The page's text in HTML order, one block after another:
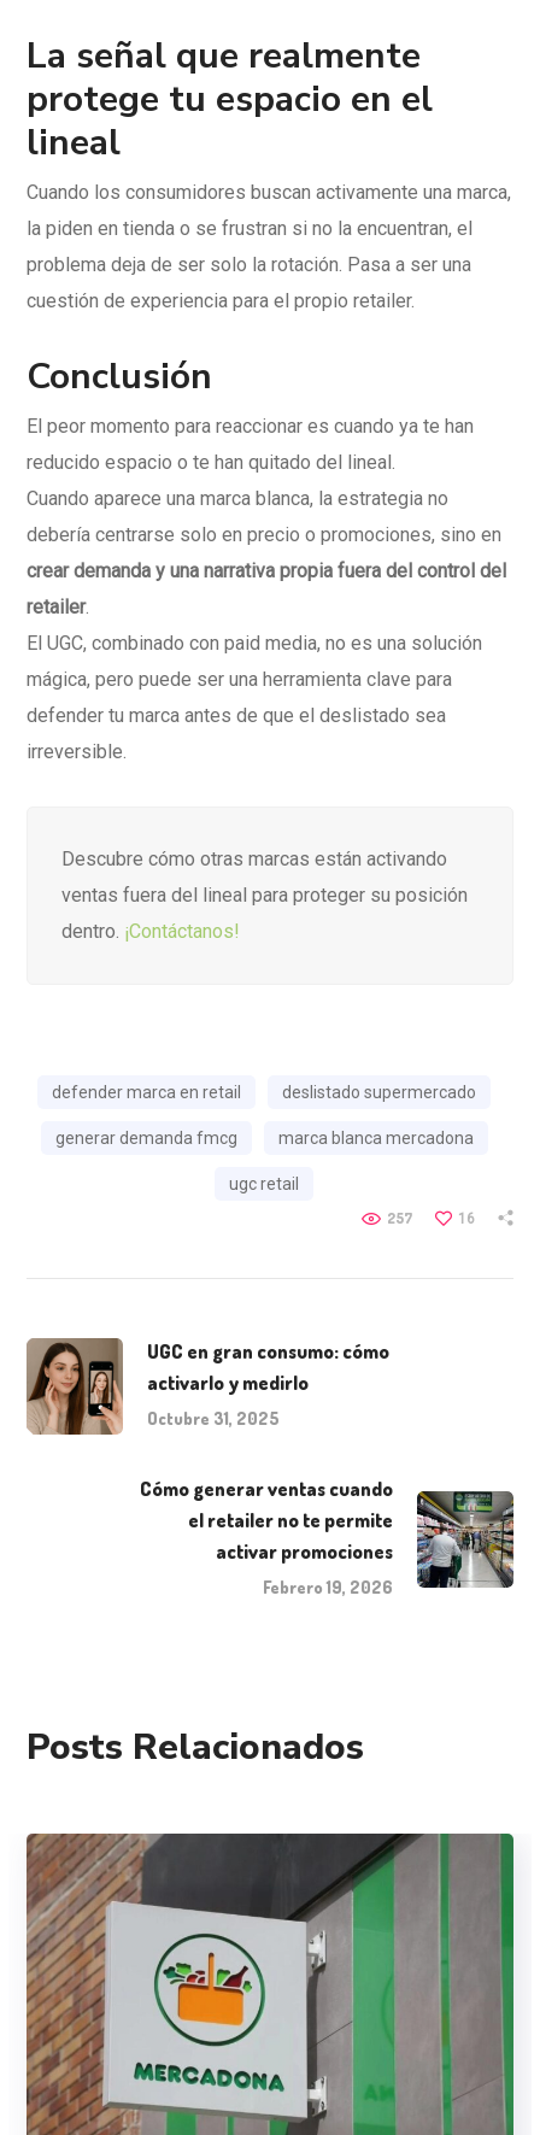
La señal que realmente
protege tu espacio en el
lineal
Cuando los consumidores buscan activamente una marca,
la piden en tienda o se frustran si no la encuentran, el
problema deja de ser solo la rotación. Pasa a ser una
cuestión de experiencia para el propio retailer.
Conclusión
El peor momento para reaccionar es cuando ya te han
reducido espacio o te han quitado del lineal.
Cuando aparece una marca blanca, la estrategia no
debería centrarse solo en precio o promociones, sino en
crear demanda y una narrativa propia fuera del control del
retailer.
El UGC, combinado con paid media, no es una solución
mágica, pero puede ser una herramienta clave para
defender tu marca antes de que el deslistado sea
irreversible.
Descubre cómo otras marcas están activando
ventas fuera del lineal para proteger su posición
dentro. ¡Contáctanos!
defender marca en retail deslistado supermercado
generar demanda fmcg marca blanca mercadona
ugc retail
16
257
UGC en gran consumo: cómo
activarlo y medirlo
Octubre 31, 2025
Cómo generar ventas cuando
el retailer no te permite
activar promociones
Febrero 19, 2026